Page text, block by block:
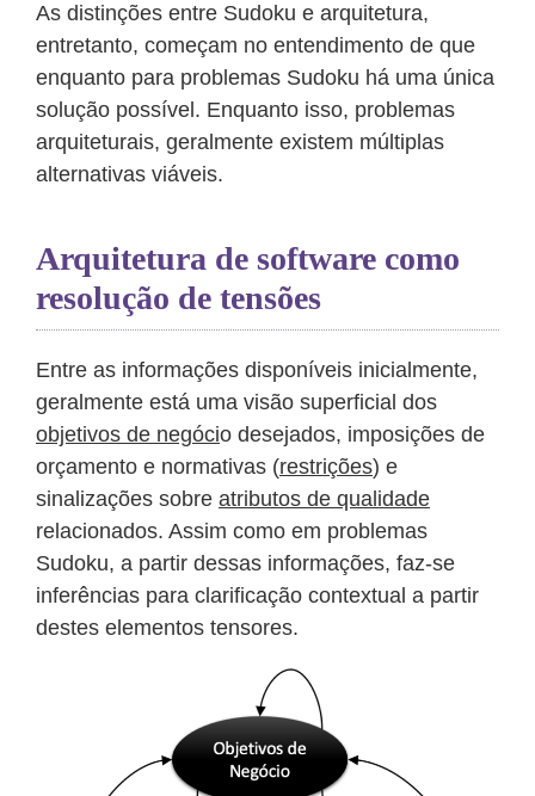
As distinções entre Sudoku e arquitetura,
entretanto, começam no entendimento de que
enquanto para problemas Sudoku há uma única
solução possível. Enquanto isso, problemas
arquiteturais, geralmente existem múltiplas
alternativas viáveis.
Arquitetura de software como
resolução de tensões
Entre as informações disponíveis inicialmente,
geralmente está uma visão superficial dos
objetivos de negócio desejados, imposições de
orçamento e normativas (restrições) e
sinalizações sobre atributos de qualidade
relacionados. Assim como em problemas
Sudoku, a partir dessas informações, faz-se
inferências para clarificação contextual a partir
destes elementos tensores.